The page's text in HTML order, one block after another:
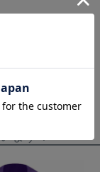
Nets]
ます！